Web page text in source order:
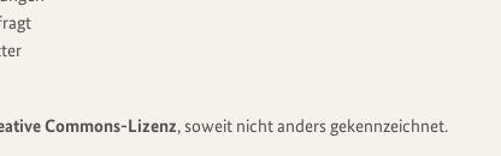
Commons-Lizenz, soweit nicht anders gekennzeichnet.